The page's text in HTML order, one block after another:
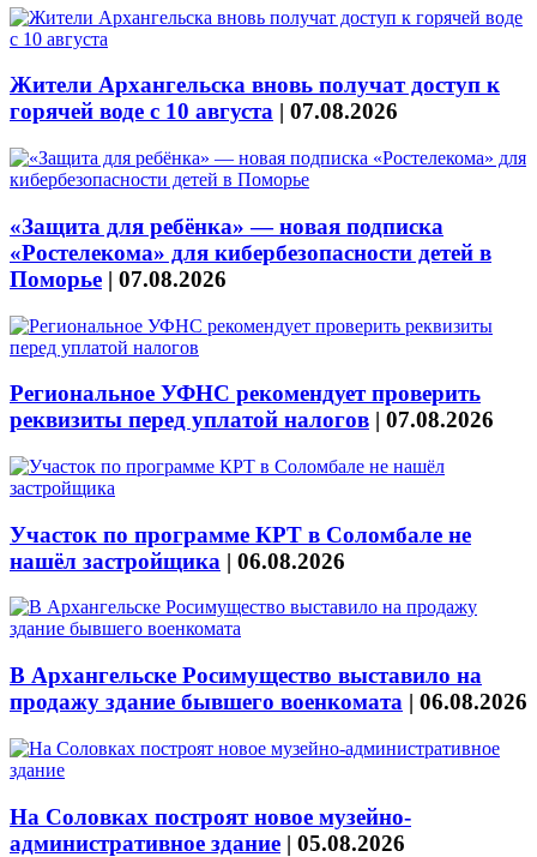
Жители Архангельска вновь получат доступ к
горячей воде с 10 августа | 07.08.2026
«Защита для ребёнка» — новая подписка
«Ростелекома» для кибербезопасности детей в
Поморье | 07.08.2026
Региональное УФНС рекомендует проверить
реквизиты перед уплатой налогов | 07.08.2026
Участок по программе КРТ в Соломбале не
нашёл застройщика | 06.08.2026
В Архангельске Росимущество выставило на
продажу здание бывшего военкомата | 06.08.2026
На Соловках построят новое музейно-
административное здание | 05.08.2026